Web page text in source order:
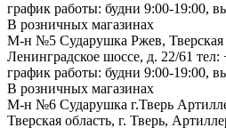
график работы: будни 9:00-19:00,
В розничных магазинах
М-н №5 Сударушка Ржев, Тверская
Ленинградское шоссе, д. 22/61 тел:
график работы: будни 9:00-19:00,
В розничных магазинах
М-н №6 Сударушка г.Тверь
Тверская область, г. Тверь,